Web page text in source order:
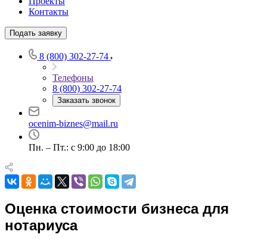
Контакты
Подать заявку
8 (800) 302-27-74
Телефоны
8 (800) 302-27-74
Заказать звонок
ocenim-biznes@mail.ru
Пн. – Пт.: с 9:00 до 18:00
Оценка стоимости бизнеса для
нотариуса
Выберите ваш город
Например:
Абакан
Абинск
Азов
Алушта
Альметьевск